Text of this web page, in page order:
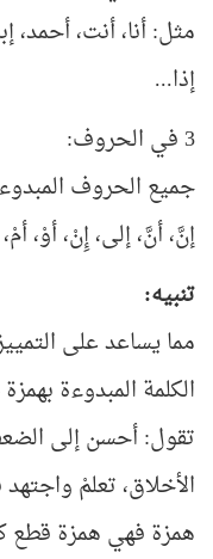
مثل: أنا، أنت، أحمد،
إذا...
3 في الحروف:
جميع الحروف
إنَّ، أنَّ، إلى، إِنْ، أوْ،
تنبيه:
مما يساعد على
الكلمة المبدوءة
تقول: أحسن إلى
الأخلاق، تعلمْ واجتهد
همزة فهي همزة قطع